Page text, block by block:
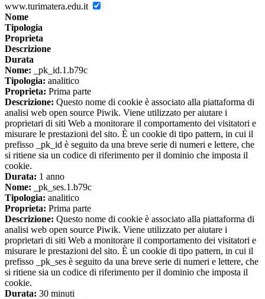
www.turimatera.edu.it
Nome
Tipologia
Proprieta
Descrizione
Durata
Nome: _pk_id.1.b79c
Tipologia: analitico
Proprieta: Prima parte
Descrizione: Questo nome di cookie è associato alla piattaforma di
analisi web open source Piwik. Viene utilizzato per aiutare i
proprietari di siti Web a monitorare il comportamento dei visitatori e
misurare le prestazioni del sito. È un cookie di tipo pattern, in cui il
prefisso _pk_id è seguito da una breve serie di numeri e lettere, che
si ritiene sia un codice di riferimento per il dominio che imposta il
cookie.
Durata: 1 anno
Nome: _pk_ses.1.b79c
Tipologia: analitico
Proprieta: Prima parte
Descrizione: Questo nome di cookie è associato alla piattaforma di
analisi web open source Piwik. Viene utilizzato per aiutare i
proprietari di siti Web a monitorare il comportamento dei visitatori e
misurare le prestazioni del sito. È un cookie di tipo pattern, in cui il
prefisso _pk_ses è seguito da una breve serie di numeri e lettere, che
si ritiene sia un codice di riferimento per il dominio che imposta il
cookie.
Durata: 30 minuti